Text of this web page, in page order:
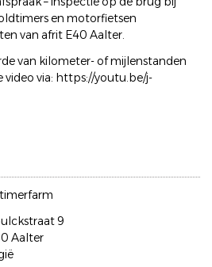
en motorfietsen
van afrit E40 Aalter.
van kilometer- of mijlenstanden
video via: https://youtu.be/j-
9
Aalter